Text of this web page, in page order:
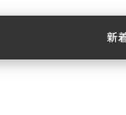
新